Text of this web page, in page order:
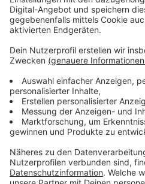
DEG holt Verteidiger Max
Düsseldorf|Die DEG
Der 20-jährige Düsseldorfer
in der Saison 2026/27 für die
Carter Turnbull verstärkt ab
Düsseldorf|Die Düsseldorfer
verpflichtet: Ab Sommer wird
auf dem Eis stehen.
DEG verpflichtet Stürmer
Düsseldorf|Die DEG hat